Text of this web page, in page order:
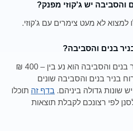
והסביבה יש ג'קוזי מפנק?
למצוא לא מעט צימרים עם ג'קוזי.
בנים והסביבה?
המחיר ללילה בצימר בניר בנים והסביבה הוא נע בין – 400 ₪
בניר בנים והסביבה שונים
שונות גדולה ביניהם. בדף זה תוכלו
לפי רצונכם לקבלת תוצאות